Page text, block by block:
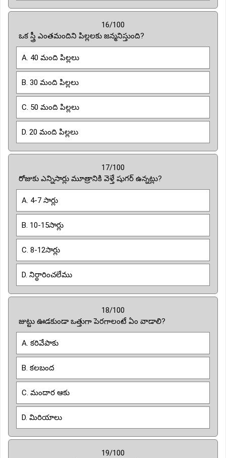
16/100
ఒక స్త్రీ ఎంతమందిని పిల్లలకు జన్మనిస్తుంది?
A. 40 మంది పిల్లలు
B. 30 మంది పిల్లలు
C. 50 మంది పిల్లలు
D. 20 మంది పిల్లలు
17/100
రోజుకు ఎన్నిసార్లు మూత్రానికి వెళ్తే షుగర్ ఉన్నట్లు?
A. 4-7 సార్లు
B. 10-15సార్లు
C. 8-12సార్లు
D. నిర్ధారించలేము
18/100
జుట్టు ఊడకుండా ఒత్తుగా పెరగాలంటే ఏం వాడాలి?
A. కరివేపాకు
B. కలబంద
C. మందార ఆకు
D. మిరియాలు
19/100